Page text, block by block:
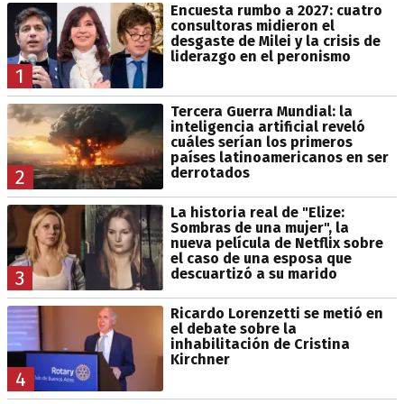
1
Encuesta rumbo a 2027: cuatro
consultoras midieron el
desgaste de Milei y la crisis de
liderazgo en el peronismo
2
Tercera Guerra Mundial: la
inteligencia artificial reveló
cuáles serían los primeros
países latinoamericanos en ser
derrotados
3
La historia real de "Elize:
Sombras de una mujer", la
nueva película de Netflix sobre
el caso de una esposa que
descuartizó a su marido
4
Ricardo Lorenzetti se metió en
el debate sobre la
inhabilitación de Cristina
Kirchner